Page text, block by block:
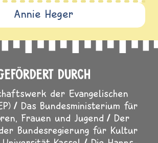
Annie Heger
DURCH
der Evangelischen
Das Bundesministerium für
Frauen und Jugend
Der
Bundesregierung für Kultur